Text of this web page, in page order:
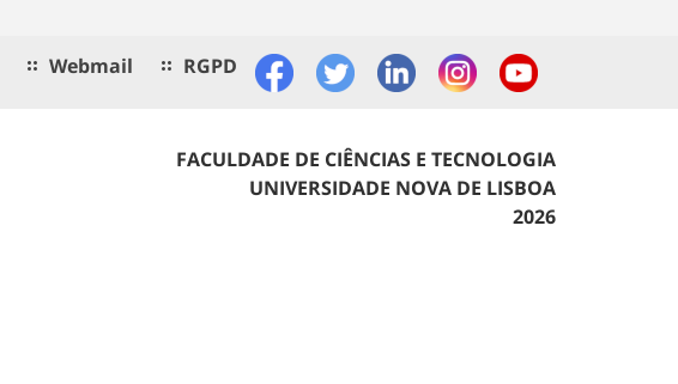
Webmail RGPD
FACULDADE DE CIÊNCIAS E TECNOLOGIA
UNIVERSIDADE NOVA DE LISBOA
2026